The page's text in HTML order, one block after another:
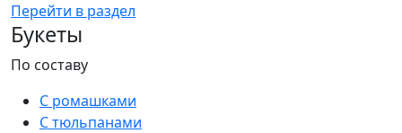
Перейти в раздел
Букеты
По составу
С ромашками
С тюльпанами